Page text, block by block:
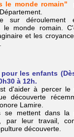
le monde romain"
sur
le monde romain.
et les
pour les enfants
à 12h.
d'aider à percer le
découverte
Lamire.
se mettent dans la
par leur travail,
découverte.